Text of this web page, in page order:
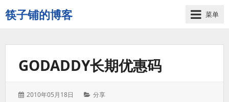
筷子铺的博客
记
录
菜单
GODADDY长期优惠码
发
2010年05月18日
分
分享